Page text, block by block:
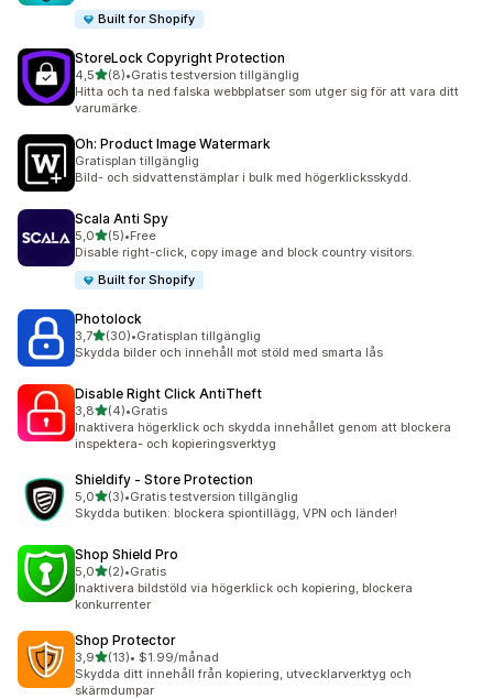
Built for Shopify
StoreLock Copyright Protection
4,5av 5 stjärnor
(8)
8 recensioner totalt
•Gratis testversion tillgänglig
Hitta och ta ned falska webbplatser som utger sig för att vara ditt
varumärke.
Oh: Product Image Watermark
Gratisplan tillgänglig
Bild- och sidvattenstämplar i bulk med högerklicksskydd.
Scala Anti Spy
5,0av 5 stjärnor
(5)
5 recensioner totalt
•Free
Disable right-click, copy image and block country visitors.
Built for Shopify
Photolock
3,7av 5 stjärnor
(30)
30 recensioner totalt
•Gratisplan tillgänglig
Skydda bilder och innehåll mot stöld med smarta lås
Disable Right Click AntiTheft
3,8av 5 stjärnor
(4)
4 recensioner totalt
•Gratis
Inaktivera högerklick och skydda innehållet genom att blockera
inspektera- och kopieringsverktyg
Shieldify ‑ Store Protection
5,0av 5 stjärnor
(3)
3 recensioner totalt
•Gratis testversion tillgänglig
Skydda butiken: blockera spiontillägg, VPN och länder!
Shop Shield Pro
5,0av 5 stjärnor
(2)
2 recensioner totalt
•Gratis
Inaktivera bildstöld via högerklick och kopiering, blockera
konkurrenter
Shop Protector
3,9av 5 stjärnor
(13)
13 recensioner totalt
• $1.99/månad
Skydda ditt innehåll från kopiering, utvecklarverktyg och
skärmdumpar